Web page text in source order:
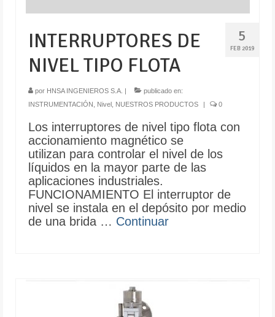
5
FEB 2019
INTERRUPTORES DE
NIVEL TIPO FLOTA
por HNSA INGENIEROS S.A.
publicado en:
INSTRUMENTACIÓN
Nivel NUESTROS PRODUCTOS 0
Los interruptores de nivel tipo flota con
accionamiento magnético se
utilizan para controlar el nivel de los
líquidos en la mayor parte de las
aplicaciones industriales.
FUNCIONAMIENTO El interruptor de
nivel se instala en el depósito por medio
de una brida … Continuar